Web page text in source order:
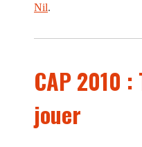
Nil.
CAP 2010
jouer